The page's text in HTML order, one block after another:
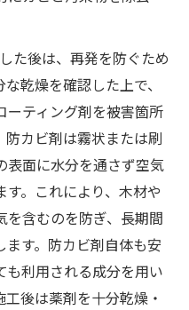
た後は、再発を防ぐため
乾燥を確認した上で、
ーティング剤を被害箇所
カビ剤は霧状または刷
表面に水分を通さず空気
。これにより、木材や
を含むのを防ぎ、長期間
す。防カビ剤自体も安
利用される成分を用い
後は薬剤を十分乾燥・